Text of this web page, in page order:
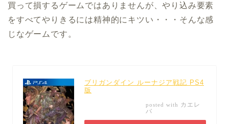
買って損するゲームではありませんが、やり込み要素
をすべてやりきるには精神的にキツい・・・そんな感
じなゲームです。
ブリガンダイン ルーナジア戦記 PS4
版
posted with カエレ
バ